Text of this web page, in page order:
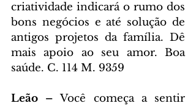
criatividade indicará o rumo dos
bons negócios e até solução de
antigos projetos da família. Dê
mais apoio ao seu amor. Boa
saúde. C. 114 M. 9359
Leão – Você começa a sentir